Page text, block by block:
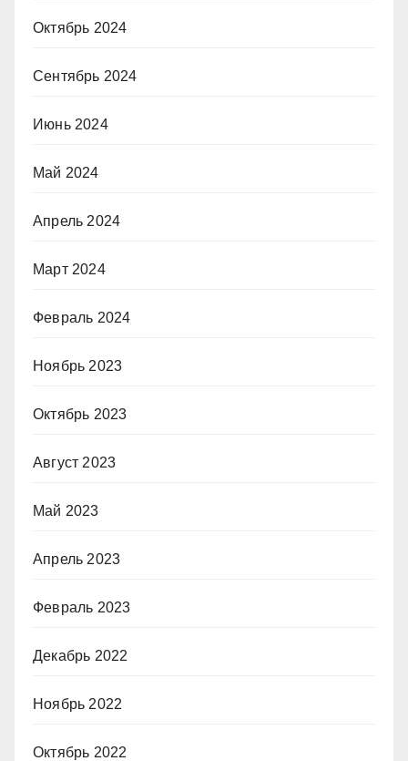
Октябрь 2024
Сентябрь 2024
Июнь 2024
Май 2024
Апрель 2024
Март 2024
Февраль 2024
Ноябрь 2023
Октябрь 2023
Август 2023
Май 2023
Апрель 2023
Февраль 2023
Декабрь 2022
Ноябрь 2022
Октябрь 2022